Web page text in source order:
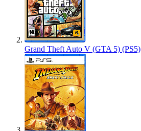
Grand Theft Auto V (GTA 5) (PS5)